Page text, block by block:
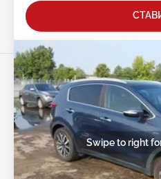
Swipe to right